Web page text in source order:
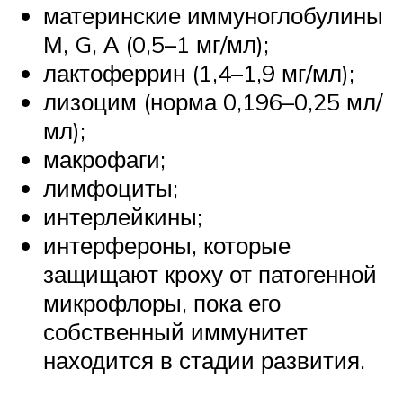
материнские иммуноглобулины
М, G, А (0,5–1 мг/мл);
лактоферрин (1,4–1,9 мг/мл);
лизоцим (норма 0,196–0,25 мл/
мл);
макрофаги;
лимфоциты;
интерлейкины;
интерфероны, которые
защищают кроху от патогенной
микрофлоры, пока его
собственный иммунитет
находится в стадии развития.